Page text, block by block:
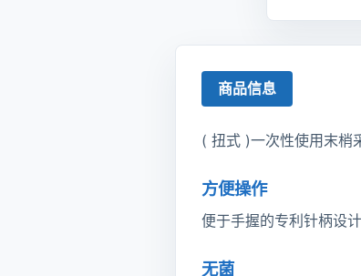
商品信息
( 扭式 )一次性使用末
方便操作
便于手握的专利针柄设
无菌